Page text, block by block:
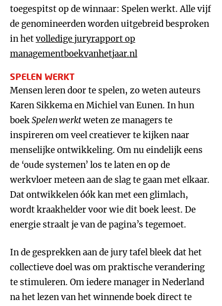
toegespitst op de winnaar: Spelen werkt. Alle vijf
de genomineerden worden uitgebreid besproken
in hetvolledige juryrapport op
managementboekvanhetjaar.nl
SPELEN WERKT
Mensen leren door te spelen, zo weten auteurs
Karen Sikkema en Michiel van Eunen. In hun
boekSpelen werktweten ze managers te
inspireren om veel creatiever te kijken naar
menselijke ontwikkeling. Om nu eindelijk eens
de ‘oude systemen’ los te laten en op de
werkvloer meteen aan de slag te gaan met elkaar.
Dat ontwikkelen óók kan met een glimlach,
wordt kraakhelder voor wie dit boek leest. De
energie straalt je van de pagina’s tegemoet.
In de gesprekken aan de jury tafel bleek dat het
collectieve doel was om praktische verandering
te stimuleren. Om iedere manager in Nederland
na het lezen van het winnende boek direct te